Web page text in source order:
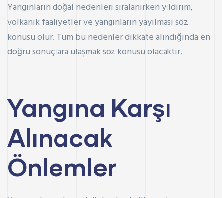
Yangınların doğal nedenleri sıralanırken yıldırım,
volkanik faaliyetler ve yangınların yayılması söz
konusu olur. Tüm bu nedenler dikkate alındığında en
doğru sonuçlara ulaşmak söz konusu olacaktır.
Yangına Karşı
Alınacak
Önlemler